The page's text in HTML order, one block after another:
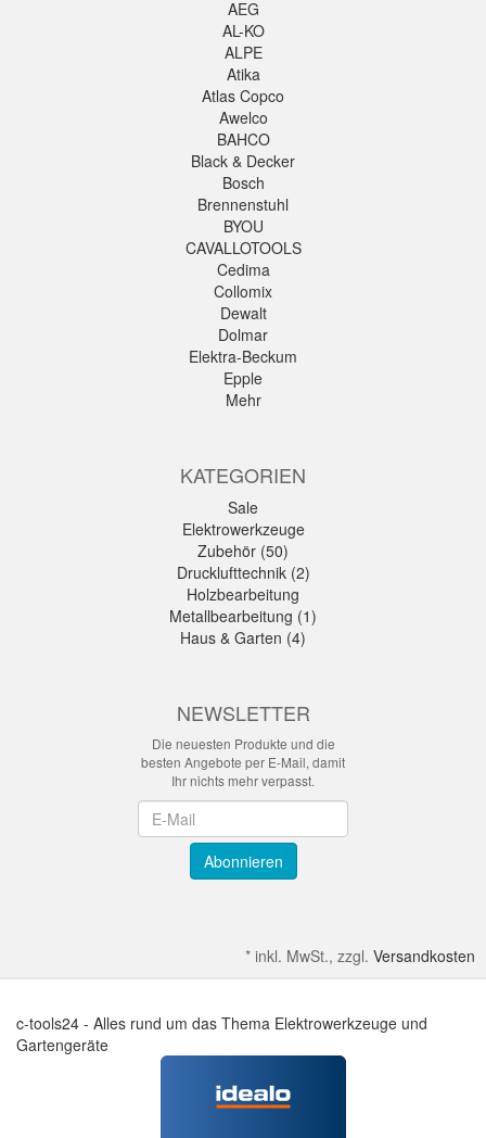
AEG
AL-KO
ALPE
Atika
Atlas Copco
Awelco
BAHCO
Black & Decker
Bosch
Brennenstuhl
BYOU
CAVALLOTOOLS
Cedima
Collomix
Dewalt
Dolmar
Elektra-Beckum
Epple
Mehr
KATEGORIEN
Sale
Elektrowerkzeuge
Zubehör (50)
Drucklufttechnik (2)
Holzbearbeitung
Metallbearbeitung (1)
Haus & Garten (4)
NEWSLETTER
Die neuesten Produkte und die
besten Angebote per E-Mail, damit
Ihr nichts mehr verpasst.
Abonnieren
* inkl. MwSt., zzgl. Versandkosten
c-tools24 - Alles rund um das Thema Elektrowerkzeuge und
Gartengeräte